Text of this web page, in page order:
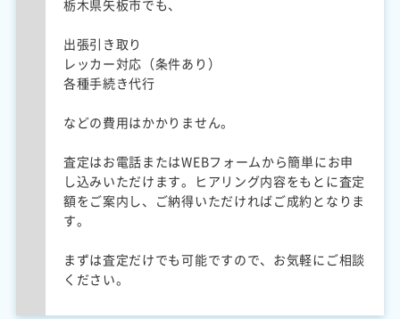
栃木県矢板市でも、
出張引き取り
レッカー対応（条件あり）
各種手続き代行
などの費用はかかりません。
査定はお電話またはWEBフォームから簡単にお申
し込みいただけます。ヒアリング内容をもとに査定
額をご案内し、ご納得いただければご成約となりま
す。
まずは査定だけでも可能ですので、お気軽にご相談
ください。